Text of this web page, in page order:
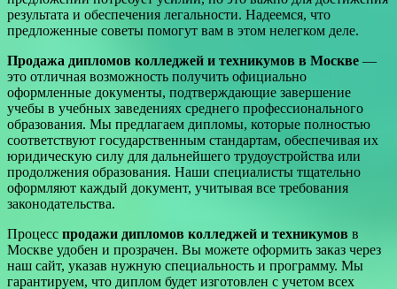
результата и обеспечения легальности. Надеемся, что
предложенные советы помогут вам в этом нелегком деле.
Продажа дипломов колледжей и техникумов в Москве —
это отличная возможность получить официально
оформленные документы, подтверждающие завершение
учебы в учебных заведениях среднего профессионального
образования. Мы предлагаем дипломы, которые полностью
соответствуют государственным стандартам, обеспечивая их
юридическую силу для дальнейшего трудоустройства или
продолжения образования. Наши специалисты тщательно
оформляют каждый документ, учитывая все требования
законодательства.
Процесс продажи дипломов колледжей и техникумов в
Москве удобен и прозрачен. Вы можете оформить заказ через
наш сайт, указав нужную специальность и программу. Мы
гарантируем, что диплом будет изготовлен с учетом всех